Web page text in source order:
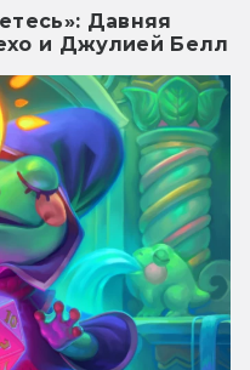
Давняя
и Джулией Белл